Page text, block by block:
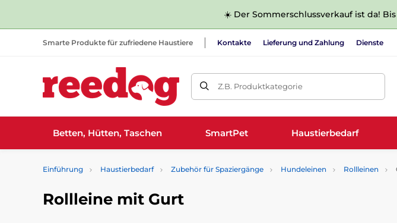
☀️ Der Sommerschlussverkauf ist da!
Smarte Produkte für zufriedene Haustiere Kontakte Lieferung und Zahlung Dienste
Z.B. Produktkategorie
Betten, Hütten, Taschen SmartPet Haustierbedarf
Einführung Haustierbedarf Zubehör für Spaziergänge Hundeleinen Rollleinen
Rollleine mit Gurt